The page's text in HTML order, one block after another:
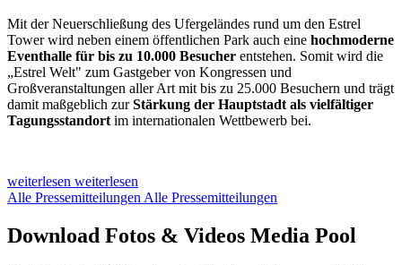
Mit der Neuerschließung des Ufergeländes rund um den Estrel
Tower wird neben einem öffentlichen Park auch eine hochmoderne
Eventhalle für bis zu 10.000 Besucher entstehen. Somit wird die
„Estrel Welt" zum Gastgeber von Kongressen und
Großveranstaltungen aller Art mit bis zu 25.000 Besuchern und trägt
damit maßgeblich zurStärkung der Hauptstadt als vielfältiger
Tagungsstandort im internationalen Wettbewerb bei.
weiterlesen weiterlesen
Alle Pressemitteilungen Alle Pressemitteilungen
Download Fotos & Videos Media Pool